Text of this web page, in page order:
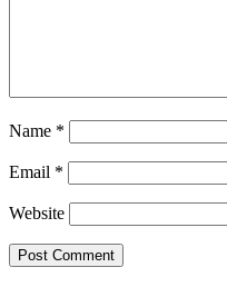
Name *
Email *
Website